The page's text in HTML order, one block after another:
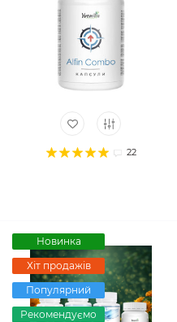
22
Новинка
Хіт продажів
Популярний
Рекомендуємо